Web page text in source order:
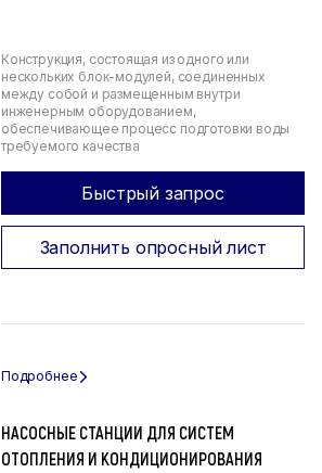
Конструкция, состоящая из одного или
нескольких блок-модулей, соединенных
между собой и размещенным внутри
инженерным оборудованием,
обеспечивающее процесс подготовки воды
требуемого качества
Быстрый запрос
Заполнить опросный лист
НАСОСНЫЕ СТАНЦИИ ДЛЯ СИСТЕМ
ОТОПЛЕНИЯ И КОНДИЦИОНИРОВАНИЯ